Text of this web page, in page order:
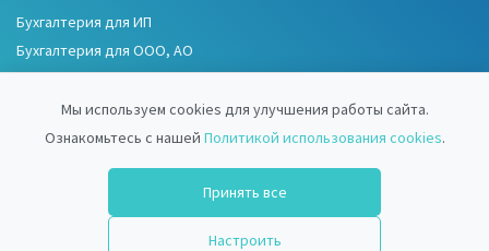
Бухгалтерия для ИП
Бухгалтерия для ООО, АО
Бухгалтерия для СНТ, ТСН
Бухгалтерия для НКО
ИНФОРМАЦИЯ
Использование cookies
Обработка персональных данных
Мы используем cookies для улучшения работы сайта.
Ознакомьтесь с нашей Политикой использования cookies.
Принять все
Настроить